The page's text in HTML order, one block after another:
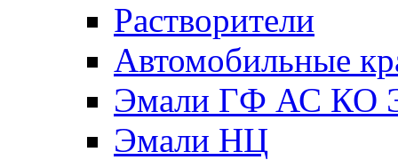
Растворители
Автомобильные
Эмали ГФ АС КО
Эмали НЦ